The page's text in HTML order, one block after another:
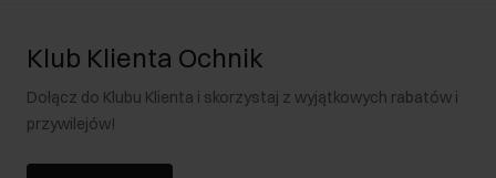
Klub Klienta Ochnik
Dołącz do Klubu Klienta i skorzystaj z wyjątkowych rabatów i
przywilejów!